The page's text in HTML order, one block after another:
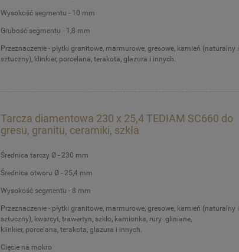
Wysokość segmentu - 10 mm
Grubość segmentu - 1,8 mm
Przeznaczenie - płytki granitowe, marmurowe, gresowe, kamień (naturalny i
sztuczny), klinkier, porcelana, terakota, glazura i innych.
Tarcza diamentowa 230 x 25,4 TEDIAM SC660 do
gresu, granitu, ceramiki, szkła
Średnica tarczy Ø - 230 mm
Średnica otworu Ø - 25,4 mm
Wysokość segmentu - 8 mm
Przeznaczenie - płytki granitowe, marmurowe, gresowe, kamień (naturalny i
sztuczny), kwarcyt, trawertyn, szkło, kamionka, rury gliniane,
klinkier, porcelana, terakota, glazura i innych.
Cięcie na mokro